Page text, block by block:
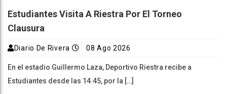
Estudiantes Visita A Riestra Por El Torneo
Clausura
Diario De Rivera 08 Ago 2026
En el estadio Guillermo Laza, Deportivo Riestra recibe a
Estudiantes desde las 14.45, por la […]